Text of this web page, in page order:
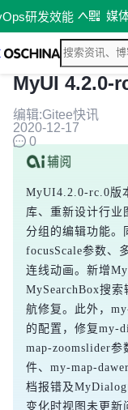
研发效能 媒
MyUI 4.2.0-
编辑:Gitee快讯
2020-12-17
0
MyUI4.2.0-rc.0版
库、重新设计行业
分组的编辑功能。
focusScale参数、
连线动画。新增
MySearchBox搜
航修复。此外，
的配置，修复my-
map-zoomslider参
件、my-map-
档报错及
变化时视图未更新